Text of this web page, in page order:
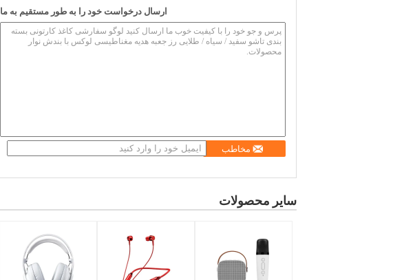
ارسال درخواست خود را به طور مستقیم به ما
مخاطب
سایر محصولات